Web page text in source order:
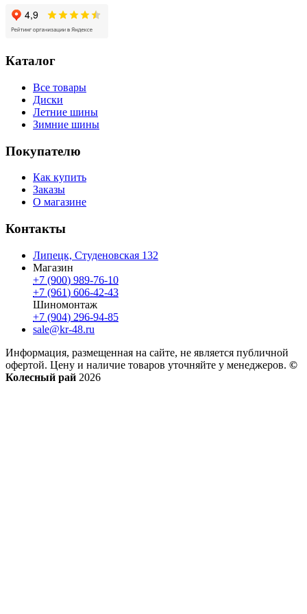
Каталог
Все товары
Диски
Летние шины
Зимние шины
Покупателю
Как купить
Заказы
О магазине
Контакты
Липецк, Студеновская 132
Магазин
+7 (900) 989-76-10
+7 (961) 606-42-43
Шиномонтаж
+7 (904) 296-94-85
sale@kr-48.ru
Информация, размещенная на сайте, не является публичной
офертой. Цену и наличие товаров уточняйте у менеджеров. ©
Колесный рай 2026